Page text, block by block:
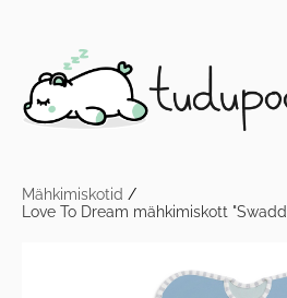
Mähkimiskotid /
Love To Dream mähkimiskott